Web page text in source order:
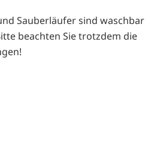
Sauberläufer sind waschbar
beachten Sie trotzdem die